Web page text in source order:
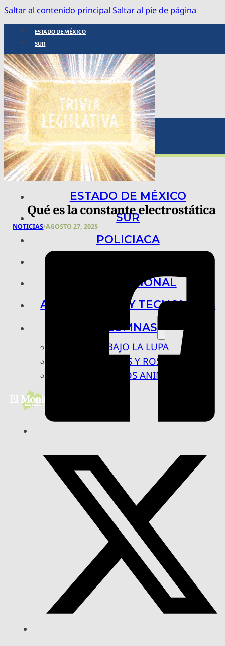
Saltar al contenido principal Saltar al pie de página
ESTADO DE MÉXICO
SUR
POLICIACA
NACIONAL
INTERNACIONAL
ARTE, CIENCIA Y TECNOLOGÍA
COLUMNAS
BAJO LA LUPA
RASTROS Y ROSTROS
VÍNCULOS ANIMALES
ESTADO DE MÉXICO
SUR
POLICIACA
INTERNACIONAL
ARTE, CIENCIA Y TECNOLOGÍA
COLUMNAS
BAJO LA LUPA
RASTROS Y ROSTROS
VÍNCULOS ANIMALES
Qué es la constante electrostática
NOTICIAS•AGOSTO 27, 2025